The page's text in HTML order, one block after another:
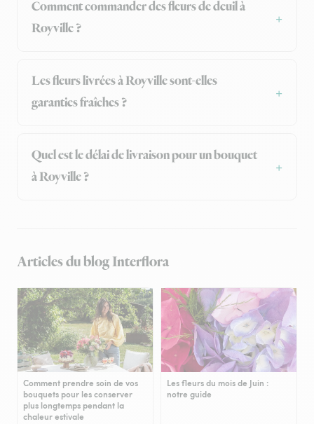
Comment commander des fleurs de deuil à
Royville ?
Les fleurs livrées à Royville sont-elles
garanties fraîches ?
Quel est le délai de livraison pour un bouquet
à Royville ?
Articles du blog Interflora
Comment prendre soin de vos
bouquets pour les conserver
plus longtemps pendant la
chaleur estivale
Les fleurs du mois de Juin :
notre guide